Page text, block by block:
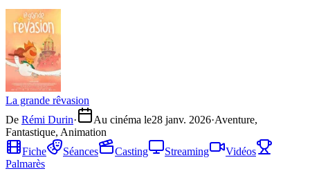
La grande rêvasion
De Rémi Durin· Au cinéma le28 janv. 2026·Aventure,
Fantastique, Animation
Fiche
Séances Casting Streaming
Vidéos
Palmarès